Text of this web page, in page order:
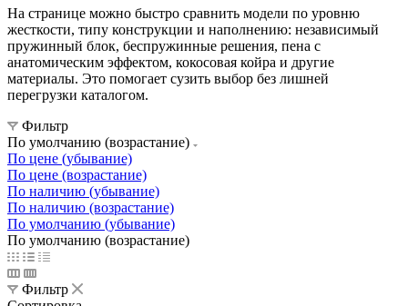
На странице можно быстро сравнить модели по уровню
жесткости, типу конструкции и наполнению: независимый
пружинный блок, беспружинные решения, пена с
анатомическим эффектом, кокосовая койра и другие
материалы. Это помогает сузить выбор без лишней
перегрузки каталогом.
Фильтр
По умолчанию (возрастание)
По цене (убывание)
По цене (возрастание)
По наличию (убывание)
По наличию (возрастание)
По умолчанию (убывание)
По умолчанию (возрастание)
Фильтр